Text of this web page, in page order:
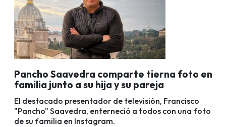
Pancho Saavedra comparte tierna foto en
familia junto a su hija y su pareja
El destacado presentador de televisión, Francisco
"Pancho" Saavedra, enterneció a todos con una foto
de su familia en Instagram.